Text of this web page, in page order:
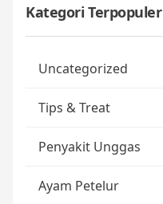
Kategori Terpopuler
Uncategorized
Tips & Treat
Penyakit Unggas
Ayam Petelur